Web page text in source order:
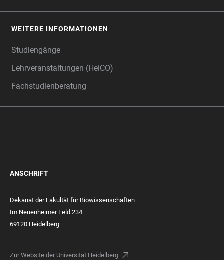
WEITERE INFORMATIONEN
Studiengänge
Lehrveranstaltungen (HeiCO)
Fachstudienberatung
ANSCHRIFT
Dekanat der Fakultät für Biowissenschaften
Im Neuenheimer Feld 234
69120 Heidelberg
Zur Website der Universität Heidelberg